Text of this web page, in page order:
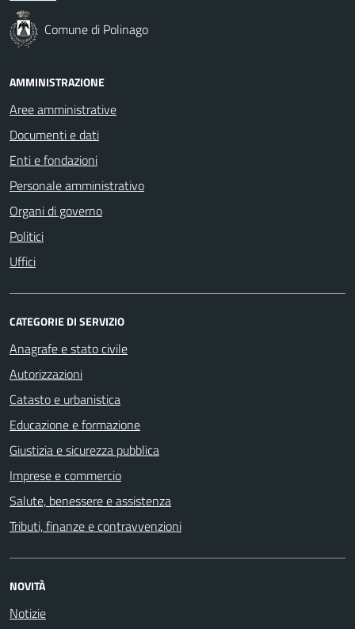
Comune di Polinago
AMMINISTRAZIONE
Aree amministrative
Documenti e dati
Enti e fondazioni
Personale amministrativo
Organi di governo
Politici
Uffici
CATEGORIE DI SERVIZIO
Anagrafe e stato civile
Autorizzazioni
Catasto e urbanistica
Educazione e formazione
Giustizia e sicurezza pubblica
Imprese e commercio
Salute, benessere e assistenza
Tributi, finanze e contravvenzioni
NOVITÀ
Notizie